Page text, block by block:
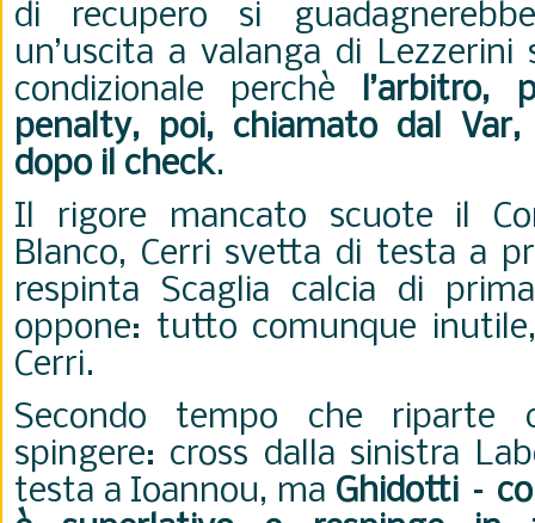
di recupero si
un’uscita a valanga di Lezzerini
condizionale perchè l’arbitro,
penalty, poi, chiamato dal Var,
dopo il check.
Il rigore mancato scuote il
Blanco, Cerri svetta di testa a
respinta Scaglia calcia di
oppone: tutto comunque
Cerri.
Secondo tempo che riparte
spingere: cross dalla sinistra
testa a Ioannou, ma Ghidotti –